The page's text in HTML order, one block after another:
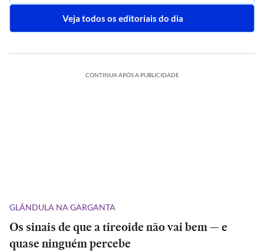
Veja todos os editoriais do dia
CONTINUA APÓS A PUBLICIDADE
GLÂNDULA NA GARGANTA
Os sinais de que a tireoide não vai bem — e
quase ninguém percebe